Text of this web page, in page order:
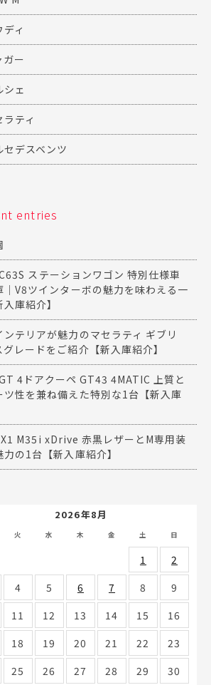
ディ
ガー
シェ
ラティ
セデスベンツ
entries
ステーションワゴン 特別仕様車
｜V8ツインターボの魅力を味わえる一
庫紹介】
ンテリアが魅力のマセラティ ギブリ
グレードをご紹介【新入庫紹介】
4ドアクーペ GT43 4MATIC 上質と
ツ性を兼ね備えた特別な1台【新入庫
M35i xDrive 赤黒レザーとM専用装
力の1台【新入庫紹介】
2026年8月
火 水 木 金 土 日
1
2
4 5 6 7 8
9
11 12 13 14 15
16
18 19 20 21 22
23
25 26 27 28 29
30